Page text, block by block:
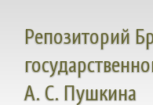
Репозиторий
А. С. Пушкина